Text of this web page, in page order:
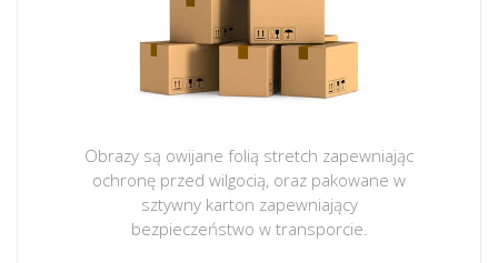
Obrazy są owijane folią stretch zapewniając
ochronę przed wilgocią, oraz pakowane w
sztywny karton zapewniający
bezpieczeństwo w transporcie.